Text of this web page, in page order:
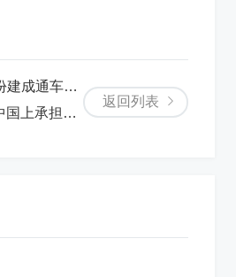
来几天举行。目前正在进
施以来，美国与伊朗高级
返回列表
已临时封航
安全责任